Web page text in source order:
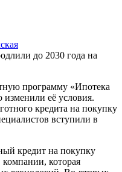
программу «Ипотека
изменили её условия.
кредита на покупку
вступили в
кредит на покупку
которая